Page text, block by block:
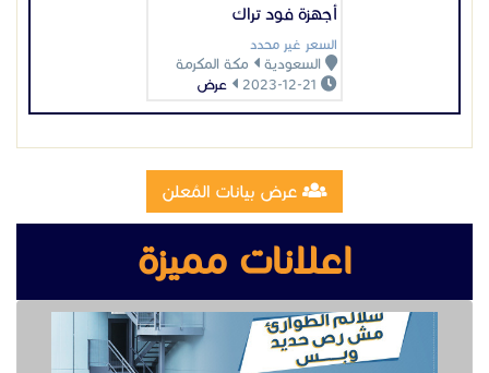
أجهزة فود تراك
السعر غير محدد
السعودية
مكة المكرمة
عرض
عرض بيانات المُعلن
اعلانات مميزة